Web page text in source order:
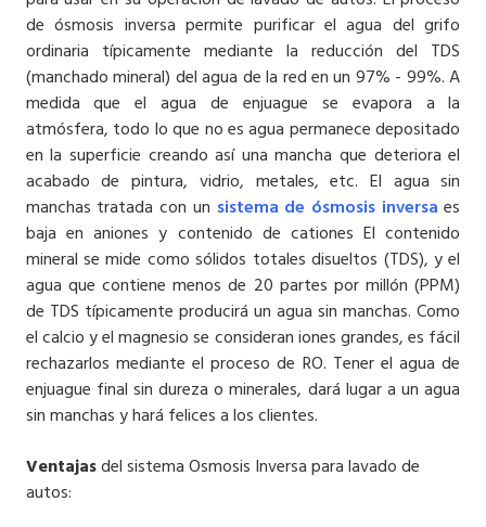
de ósmosis inversa permite purificar el agua del grifo
ordinaria típicamente mediante la reducción del TDS
(manchado mineral) del agua de la red en un 97% - 99%. A
medida que el agua de enjuague se evapora a la
atmósfera, todo lo que no es agua permanece depositado
en la superficie creando así una mancha que deteriora el
acabado de pintura, vidrio, metales, etc. El agua sin
manchas tratada con un sistema de ósmosis inversa es
baja en aniones y contenido de cationes El contenido
mineral se mide como sólidos totales disueltos (TDS), y el
agua que contiene menos de 20 partes por millón (PPM)
de TDS típicamente producirá un agua sin manchas. Como
el calcio y el magnesio se consideran iones grandes, es fácil
rechazarlos mediante el proceso de RO. Tener el agua de
enjuague final sin dureza o minerales, dará lugar a un agua
sin manchas y hará felices a los clientes.
Ventajasdel sistema Osmosis Inversa para lavado de
autos: